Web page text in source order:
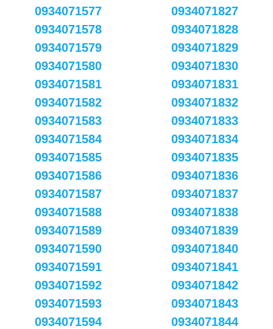
0934071577
0934071578
0934071579
0934071580
0934071581
0934071582
0934071583
0934071584
0934071585
0934071586
0934071587
0934071588
0934071589
0934071590
0934071591
0934071592
0934071593
0934071594
0934071827
0934071828
0934071829
0934071830
0934071831
0934071832
0934071833
0934071834
0934071835
0934071836
0934071837
0934071838
0934071839
0934071840
0934071841
0934071842
0934071843
0934071844